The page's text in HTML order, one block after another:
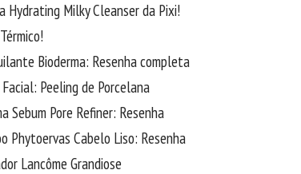
Hydrating Milky Cleanser da Pixi!
Bioderma: Resenha completa
Peeling de Porcelana
Sebum Pore Refiner: Resenha
Phytoervas Cabelo Liso: Resenha
Lancôme Grandiose